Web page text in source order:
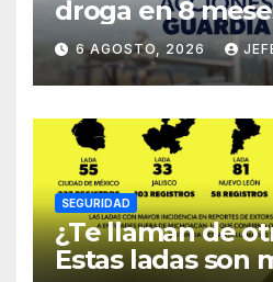
droga en 8
6 AGOSTO, 2026
SEGURIDAD
¿Te llaman de
Estas ladas son